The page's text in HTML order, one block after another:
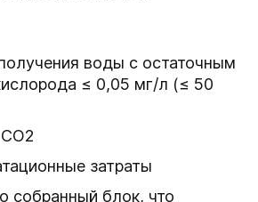
воды с остаточным
≤ 0,05 мг/л (≤ 50
СО2
затраты
собранный блок, что